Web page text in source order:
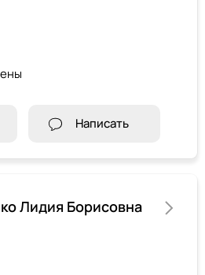
Написать
Лидия Борисовна